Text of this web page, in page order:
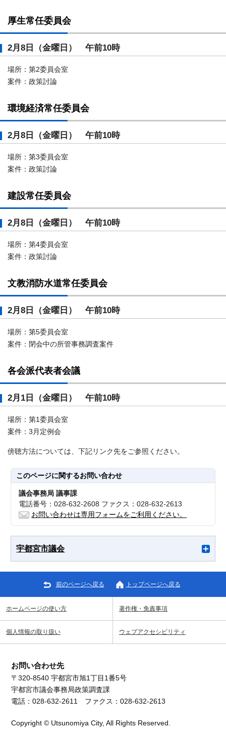
厚生常任委員会
2月8日（金曜日） 午前10時
場所：第2委員会室
案件：政策討論
環境経済常任委員会
2月8日（金曜日） 午前10時
場所：第3委員会室
案件：政策討論
建設常任委員会
2月8日（金曜日） 午前10時
場所：第4委員会室
案件：政策討論
文教消防水道常任委員会
2月8日（金曜日） 午前10時
場所：第5委員会室
案件：閉会中の所管事務調査案件
各会派代表者会議
2月1日（金曜日） 午前10時
場所：第1委員会室
案件：3月定例会
傍聴方法については、下記リンク先をご参照ください。
このページに関するお問い合わせ
議会事務局 議事課
電話番号：028-632-2608 ファクス：028-632-2613
お問い合わせは専用フォームをご利用ください。
宇都宮市議会
前のページへ戻る トップページへ戻る
ホームページの使い方 著作権・免責事項
個人情報の取り扱い ウェブアクセシビリティ
お問い合わせ先
〒320-8540 宇都宮市旭1丁目1番5号
宇都宮市議会事務局政策調査課
電話：028-632-2611 ファクス：028-632-2613
Copyright © Utsunomiya City, All Rights Reserved.